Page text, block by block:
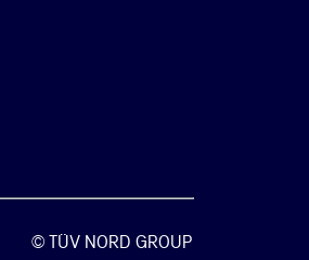
© TÜV NORD GROUP